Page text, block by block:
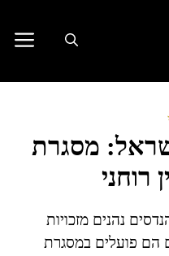
מסגרת
רוחני
נהנים מזכויות
הם פועלים במסגרת